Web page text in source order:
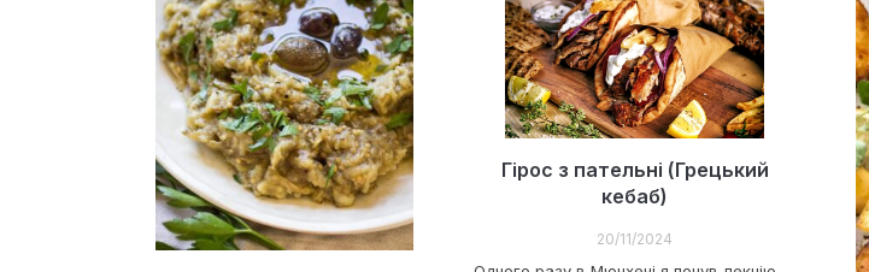
Гірос з пательні (Грецький
кебаб)
20/11/2024